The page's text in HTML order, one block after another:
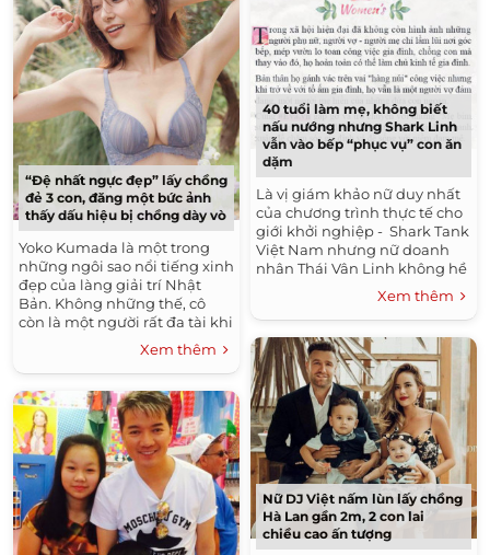
“Đệ nhất ngực đẹp” lấy chồng
đẻ 3 con, đăng một bức ảnh
thấy dấu hiệu bị chồng dày vò
Yoko Kumada là một trong
những ngôi sao nổi tiếng xinh
đẹp của làng giải trí Nhật
Bản. Không những thế, cô
còn là một người rất đa tài khi
hoạt động trên đủ lĩnh vực:
đóng phim, ca hát,...
Xem thêm
40 tuổi làm mẹ, không biết
nấu nướng nhưng Shark Linh
vẫn vào bếp “phục vụ” con ăn
dặm
Là vị giám khảo nữ duy nhất
của chương trình thực tế cho
giới khởi nghiệp - Shark Tank
Việt Nam nhưng nữ doanh
nhân Thái Vân Linh không hề
kém cạnh. Thậm chí so với 3
Shark còn lại, Shark...
Xem thêm
Nữ DJ Việt nấm lùn lấy chồng
Hà Lan gần 2m, 2 con lai
chiều cao ấn tượng